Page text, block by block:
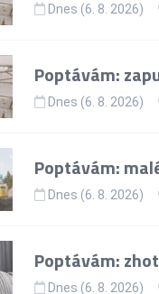
Dnes (6. 8. 2026)
Poptávám:
Dnes (6. 8. 2026)
Poptávám:
Dnes (6. 8. 2026)
Poptávám:
Dnes (6. 8. 2026)